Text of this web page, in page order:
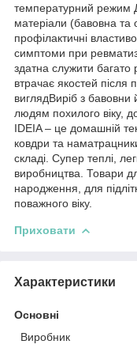
температурний режим
матеріали (бавовна та
профілактичні
симптоми при
здатна служити багато
втрачає якостей після
виглядВиріб з бавовни
людям похилого віку,
IDEIA – це домашній
ковдри та
складі. Супер теплі,
виробництва. Товари
народження, для
поважного віку.
Приховати
Характеристики
Основні
Виробник